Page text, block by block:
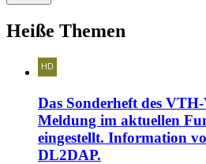
Heiße Themen
Das Sonderheft des
Meldung im aktuellen
eingestellt. Information
DL2DAP.